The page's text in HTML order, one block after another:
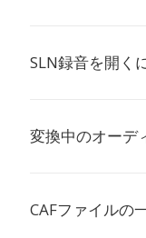
SLN録音を開く
変換中のオーデ
CAFファイルの